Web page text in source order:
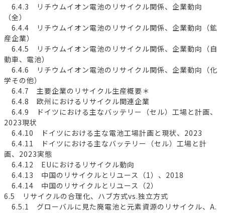
6.4.3 リチウムイオン電池のリサイクル関係、企業動向
（全）
6.4.4 リチウムイオン電池のリサイクル関係、企業動向（鉱
産企業）
6.4.5 リチウムイオン電池のリサイクル関係、企業動向（自
動車、電池）
6.4.6 リチウムイオン電池のリサイクル関係、企業動向（化
学その他）
6.4.7 主要企業のリサイクル生産概要＊
6.4.8 欧州におけるリサイクル関連企業
6.4.9 ドイツにおける主なバッテリー（セル）工場と計画、
2023現状
6.4.10 ドイツにおける主な電池工場計画と現状、2023
6.4.11 ドイツにおける主なバッテリー（セル）工場と計
画、2023実態
6.4.12 EUにおけるリサイクル動向
6.4.13 中国のリサイクルとリユース（1）、2018
6.4.14 中国のリサイクルとリユース（2）
6.5 リサイクルの合理化、ハブ方式vs.独立方式
6.5.1 グローバルに見た廃電池と元素資源のリサイクル、A.